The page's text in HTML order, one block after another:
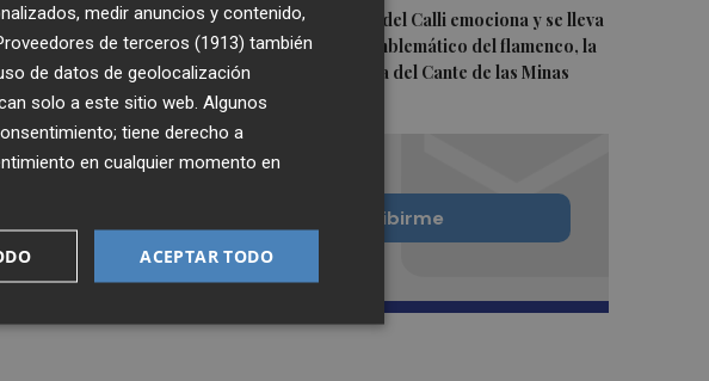
5El cantaor Rafa del Calli emociona y se lleva
el trofeo más emblemático del flamenco, la
Lámpara Minera del Cante de las Minas
de
Quiero suscribirme
medir anuncios y contenido,
de terceros (1913) también
de datos de geolocalización
solo a este sitio web. Algunos
tiene derecho a
en cualquier momento en
ACEPTAR TODO